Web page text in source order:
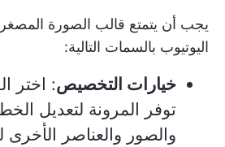
يجب أن يتمتع قالب الصورة
اليوتيوب بالسمات التالية:
خيارات التخصيص: اختر
توفر المرونة لتعديل
والصور والعناصر